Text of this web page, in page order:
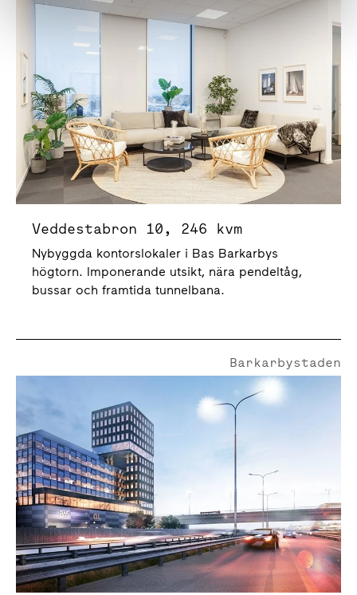
Veddestabron 10, 246 kvm
Nybyggda kontorslokaler i Bas Barkarbys
högtorn. Imponerande utsikt, nära pendeltåg,
bussar och framtida tunnelbana.
Barkarbystaden